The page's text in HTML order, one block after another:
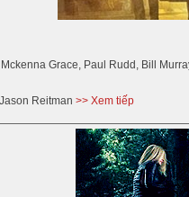
Grace, Paul Rudd, Bill
Reitman >> Xem tiếp